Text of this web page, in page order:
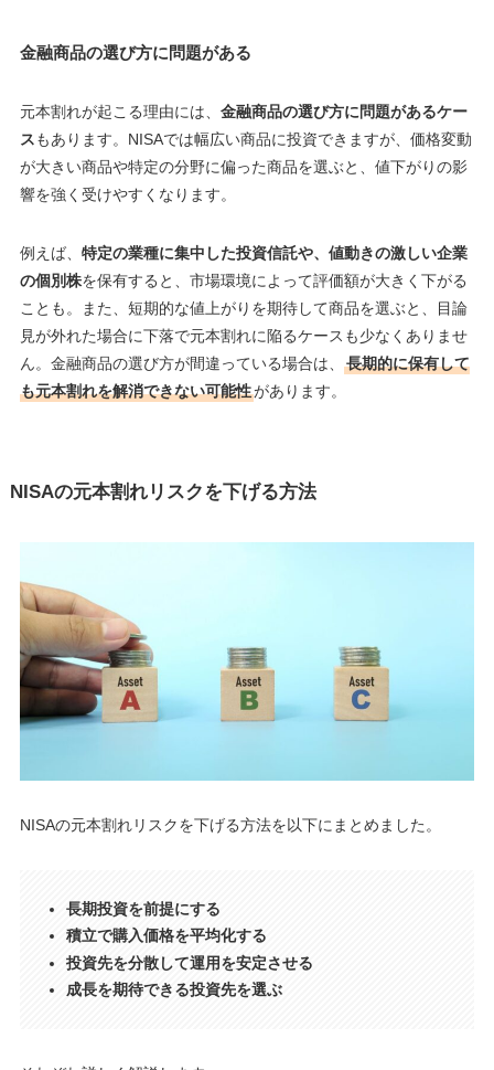
金融商品の選び方に問題がある
元本割れが起こる理由には、 金融商品の選び方に問題があるケー
スもあります。NISAでは幅広い商品に投資できますが、価格変動
が大きい商品や特定の分野に偏った商品を選ぶと、値下がりの影
響を強く受けやすくなります。
例えば、 特定の業種に集中した投資信託や、値動きの激しい企業
の個別株を保有すると、市場環境によって評価額が大きく下がる
ことも。また、短期的な値上がりを期待して商品を選ぶと、目論
見が外れた場合に下落で元本割れに陥るケースも少なくありませ
ん。金融商品の選び方が間違っている場合は、
長期的に保有して
も元本割れを解消できない可能性があります。
NISAの元本割れリスクを下げる方法
NISAの元本割れリスクを下げる方法を以下にまとめました。
長期投資を前提にする
積立で購入価格を平均化する
投資先を分散して運用を安定させる
成長を期待できる投資先を選ぶ